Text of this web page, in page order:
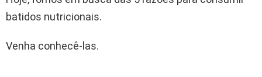
batidos nutricionais.
Venha conhecê-las.